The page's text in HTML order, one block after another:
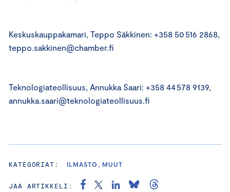
Keskuskauppakamari, Teppo Säkkinen: +358 50 516 2868,
teppo.sakkinen@chamber.fi
Teknologiateollisuus, Annukka Saari: +358 44 578 9139,
annukka.saari@teknologiateollisuus.fi
KATEGORIAT: ILMASTO, MUUT
JAA ARTIKKELI: